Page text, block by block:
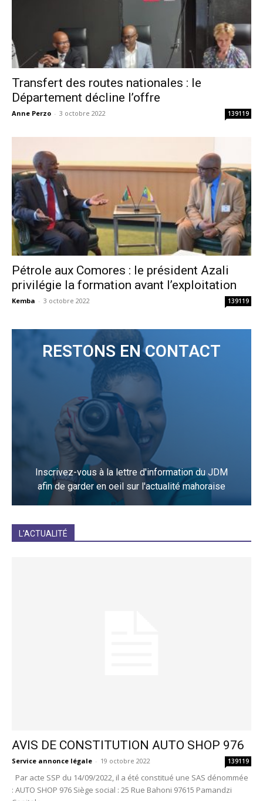
Transfert des routes nationales : le
Département décline l’offre
Anne Perzo - 3 octobre 2022 139119
Pétrole aux Comores : le président Azali
privilégie la formation avant l’exploitation
Kemba - 3 octobre 2022 139119
RESTONS EN CONTACT
Inscrivez-vous à la lettre d'information du JDM
afin de garder en oeil sur l'actualité mahoraise
L'ACTUALITÉ
AVIS DE CONSTITUTION AUTO SHOP 976
Service annonce légale - 19 octobre 2022 139119
Par acte SSP du 14/09/2022, il a été constitué une SAS dénommée
: AUTO SHOP 976 Siège social : 25 Rue Bahoni 97615 Pamandzi